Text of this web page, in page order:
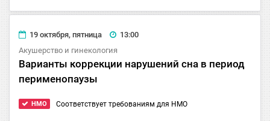
19 октября, пятница
13:00
Акушерство и гинекология
Варианты коррекции нарушений сна в период
перименопаузы
HMO Соответствует требованиям для НМО